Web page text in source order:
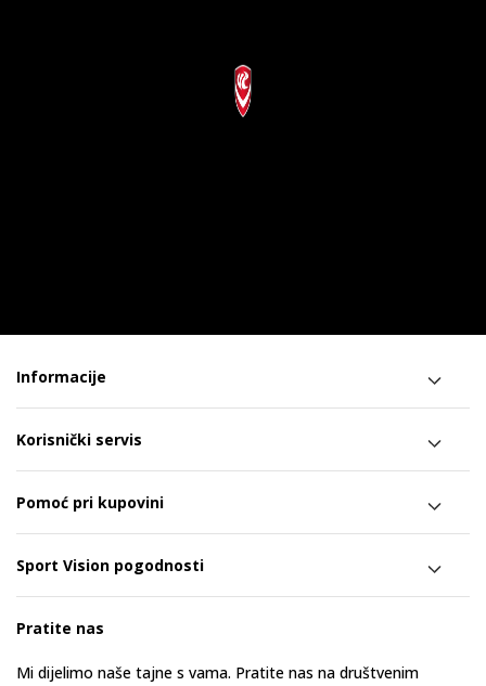
Informacije
Korisnički servis
Pomoć pri kupovini
Sport Vision pogodnosti
Pratite nas
Mi dijelimo naše tajne s vama. Pratite nas na društvenim